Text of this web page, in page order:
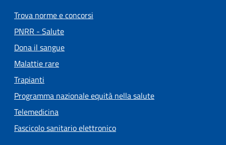
Trova norme e concorsi
PNRR - Salute
Dona il sangue
Malattie rare
Trapianti
Programma nazionale equità nella salute
Telemedicina
Fascicolo sanitario elettronico